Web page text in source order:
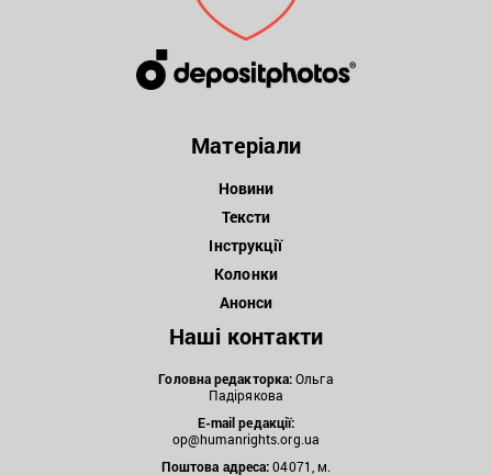
Матеріали
Новини
Тексти
Інструкції
Колонки
Анонси
Наші контакти
Головна редакторка:Ольга
Падірякова
E-mail редакції:
op@humanrights.org.ua
Поштова адреса:04071, м.